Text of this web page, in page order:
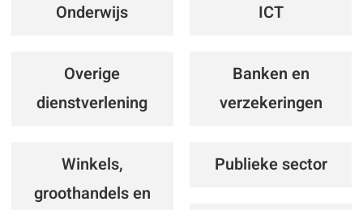
Onderwijs ICT
Overige
dienstverlening
Banken en
verzekeringen
Winkels,
groothandels en
Publieke sector